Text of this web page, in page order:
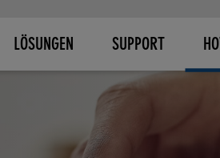
LÖSUNGEN SUPPORT